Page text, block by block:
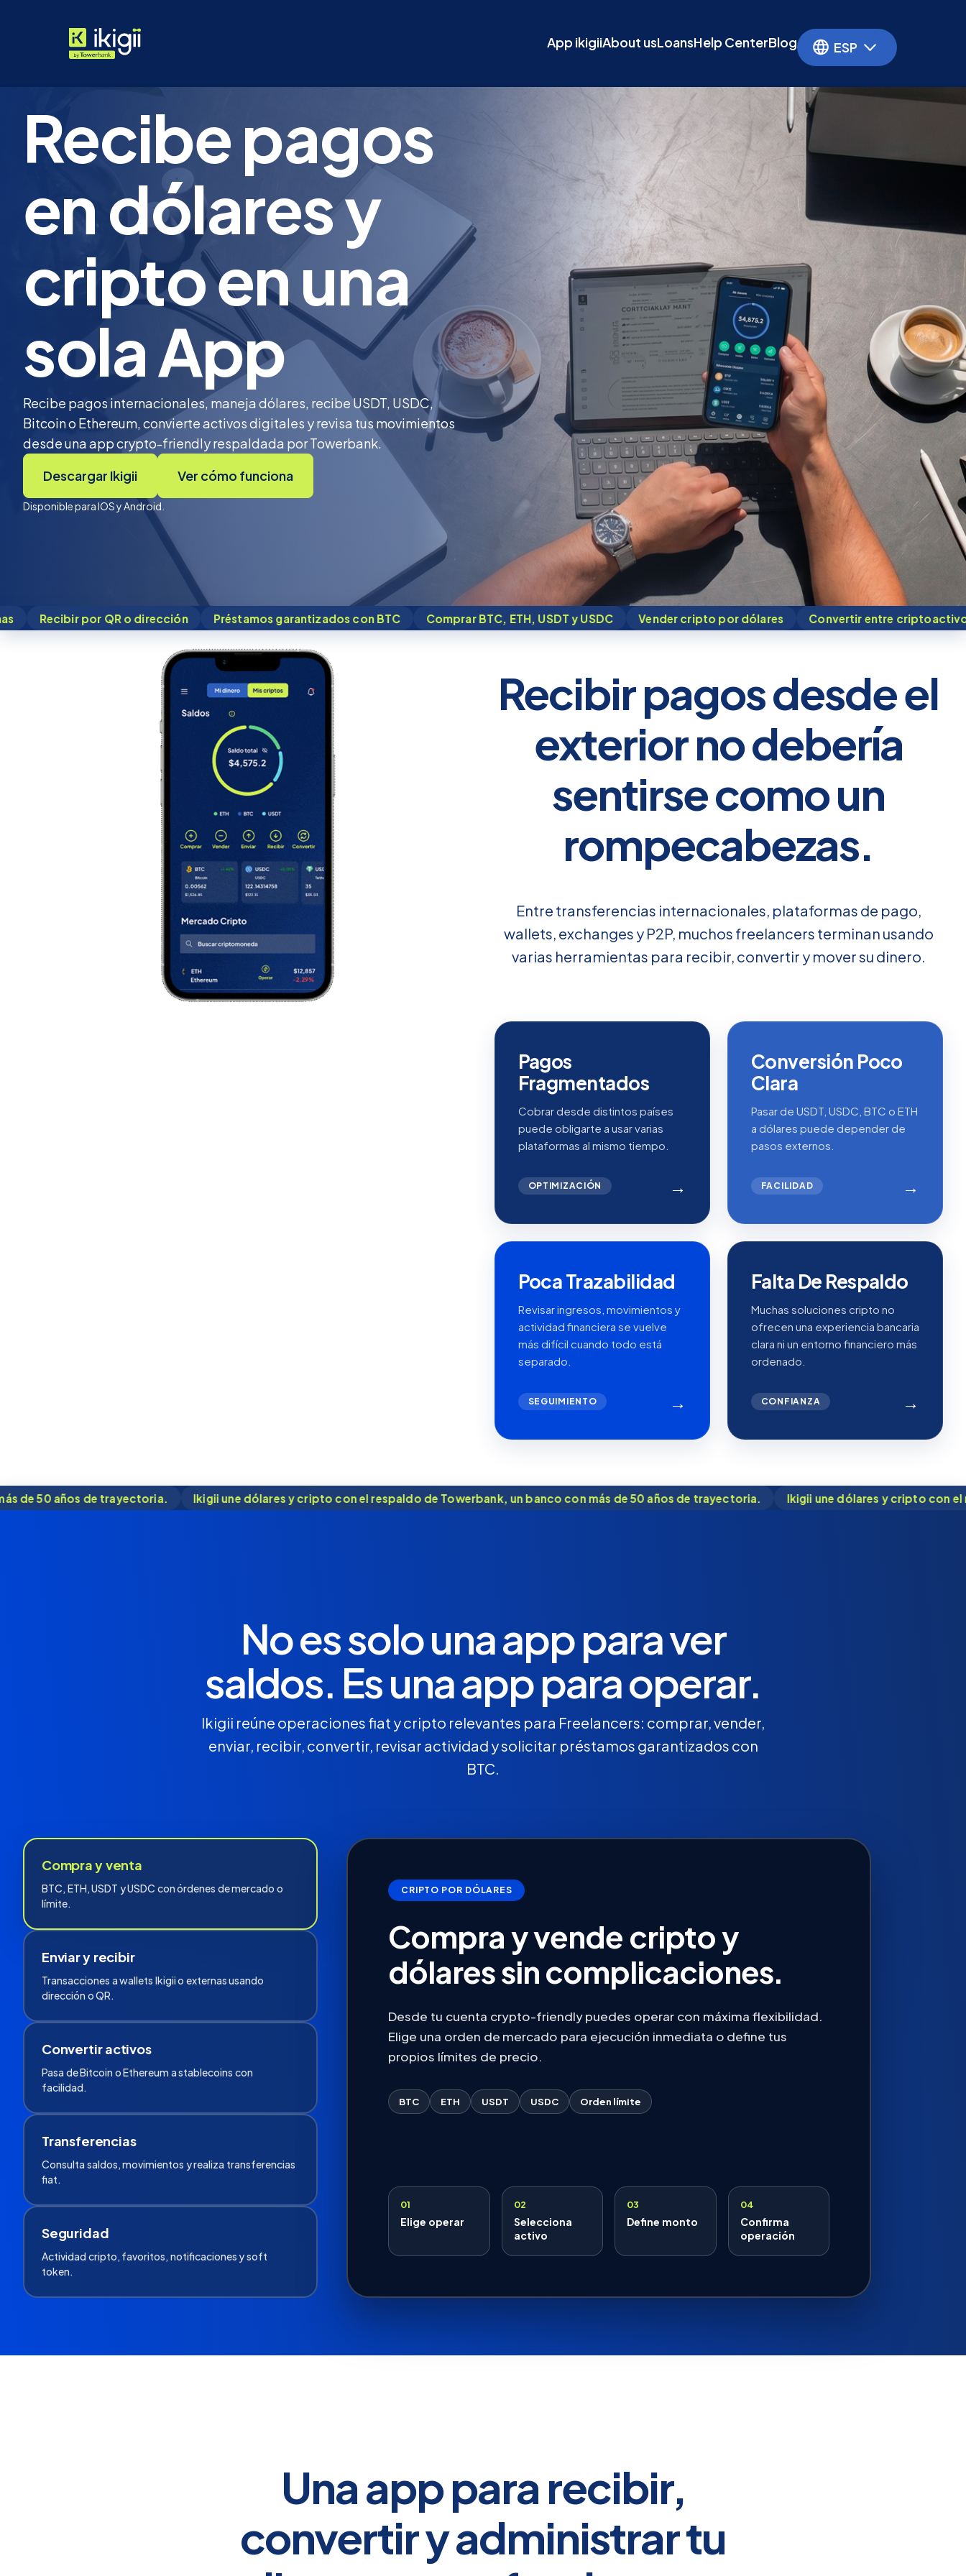
App ikigiiAbout usLoansHelp CenterBlog ESP
Recibe pagos
en dólares y
cripto en una
sola App
Recibe pagos internacionales, maneja dólares, recibe USDT, USDC,
Bitcoin o Ethereum, convierte activos digitales y revisa tus movimientos
desde una app crypto-friendly respaldada por Towerbank.
Descargar Ikigii
Ver cómo funciona
Disponible para IOS y Android.
QR o dirección Préstamos garantizados con BTC Comprar BTC, ETH, USDT y USDC Vender cripto por dólares Convertir entre criptoactivos
Recibir pagos desde el
exterior no debería
sentirse como un
rompecabezas.
Entre transferencias internacionales, plataformas de pago,
wallets, exchanges y P2P, muchos freelancers terminan usando
varias herramientas para recibir, convertir y mover su dinero.
Pagos
Fragmentados
Cobrar desde distintos países
puede obligarte a usar varias
plataformas al mismo tiempo.
OPTIMIZACIÓN →
Conversión Poco
Clara
Pasar de USDT, USDC, BTC o ETH
a dólares puede depender de
pasos externos.
FACILIDAD →
Poca Trazabilidad
Revisar ingresos, movimientos y
actividad financiera se vuelve
más difícil cuando todo está
separado.
SEGUIMIENTO →
Falta De Respaldo
Muchas soluciones cripto no
ofrecen una experiencia bancaria
clara ni un entorno financiero más
ordenado.
CONFIANZA →
Ikigii une dólares y cripto con el respaldo de Towerbank, un banco con más de 50 años de trayectoria. Ikigii une dólares y cripto con el respaldo de
No es solo una app para ver
saldos. Es una app para operar.
Ikigii reúne operaciones fiat y cripto relevantes para Freelancers: comprar, vender,
enviar, recibir, convertir, revisar actividad y solicitar préstamos garantizados con
BTC.
Compra y venta
BTC, ETH, USDT y USDC con órdenes de mercado o
límite.
Enviar y recibir
Transacciones a wallets Ikigii o externas usando
dirección o QR.
Convertir activos
Pasa de Bitcoin o Ethereum a stablecoins con
facilidad.
Transferencias
Consulta saldos, movimientos y realiza transferencias
fiat.
Seguridad
Actividad cripto, favoritos, notificaciones y soft
token.
CRIPTO POR DÓLARES
Compra y vende cripto y
dólares sin complicaciones.
Desde tu cuenta crypto-friendly puedes operar con máxima flexibilidad.
Elige una orden de mercado para ejecución inmediata o define tus
propios límites de precio.
BTC ETH USDT USDC Orden límite
01
Elige operar
02
Selecciona
activo
03
Define monto
04
Confirma
operación
Una app para recibir,
convertir y administrar tu